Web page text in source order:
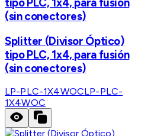
(sin conectores)
Splitter (Divisor Óptico)
tipo PLC, 1x4, para fusión
(sin conectores)
LP-PLC-1X4WOCLP-PLC-
1X4WOC